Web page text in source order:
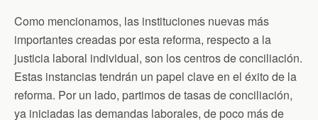
Como mencionamos, las instituciones nuevas más
importantes creadas por esta reforma, respecto a la
justicia laboral individual, son los centros de conciliación.
Estas instancias tendrán un papel clave en el éxito de la
reforma. Por un lado, partimos de tasas de conciliación,
ya iniciadas las demandas laborales, de poco más de